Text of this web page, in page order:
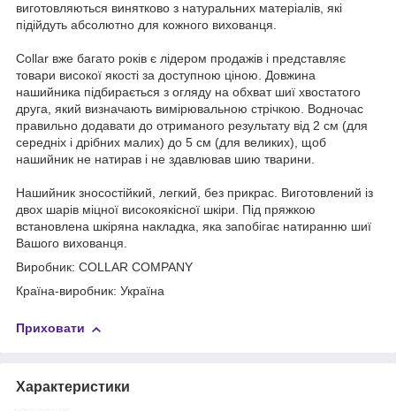
виготовляються винятково з натуральних матеріалів, які
підійдуть абсолютно для кожного вихованця.
Collar вже багато років є лідером продажів і представляє
товари високої якості за доступною ціною. Довжина
нашийника підбирається з огляду на обхват шиї хвостатого
друга, який визначають вимірювальною стрічкою. Водночас
правильно додавати до отриманого результату від 2 см (для
середніх і дрібних малих) до 5 см (для великих), щоб
нашийник не натирав і не здавлював шию тварини.
Нашийник зносостійкий, легкий, без прикрас. Виготовлений із
двох шарів міцної високоякісної шкіри. Під пряжкою
встановлена шкіряна накладка, яка запобігає натиранню шиї
Вашого вихованця.
Виробник: COLLAR COMPANY
Країна-виробник: Україна
Приховати
Характеристики